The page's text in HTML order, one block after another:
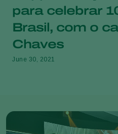
para celebrar
Brasil, com o
Chaves
June 30, 2021